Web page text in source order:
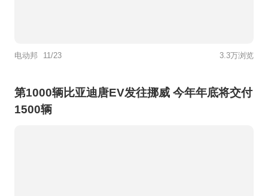
电动邦 11/23 3.3万浏览
第1000辆比亚迪唐EV发往挪威 今年年底将交付
1500辆